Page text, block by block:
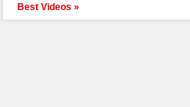
Best Videos »